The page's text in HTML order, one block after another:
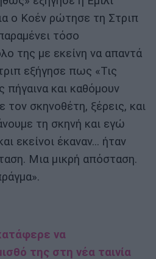
ο Κοέν ρώτησε τη Στριπ
τόσο
της με εκείνη να απαντά
εξήγησε πως «Τις
πήγαινα και καθόμουν
τον σκηνοθέτη, ξέρεις, και
τη σκηνή και εγώ
εκείνοι έκαναν... ήταν
Μια μικρή απόσταση.
να
της στη νέα ταινία